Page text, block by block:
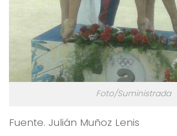
Foto/Suministrada
Fuente. Julián Muñoz Lenis